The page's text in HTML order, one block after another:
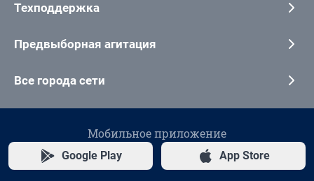
Техподдержка
Предвыборная агитация
Все города сети
Мобильное приложение
Google Play App Store